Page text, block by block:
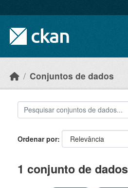
Conjuntos de dados
Ordenar por
1 conjunto de